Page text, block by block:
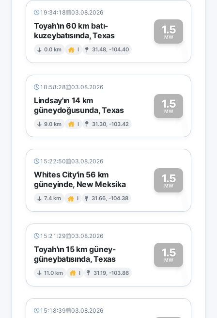
19:34:18 03.08.2026
Toyah'ın 60 km batı-
kuzeybatısında, Texas
0.0 km I 31.48, -104.40
1.5
MW1
18:58:28 03.08.2026
Lindsay'ın 14 km
güneydoğusunda, Texas
9.0 km I 31.30, -103.42
1.5
MW1
15:22:50 03.08.2026
Whites City'in 56 km
güneyinde, New Meksika
7.4 km I 31.66, -104.38
1.5
MW1
15:21:29 03.08.2026
Toyah'ın 15 km güney-
güneybatısında, Texas
11.0 km I 31.19, -103.86
1.5
MW1
15:18:39 03.08.2026